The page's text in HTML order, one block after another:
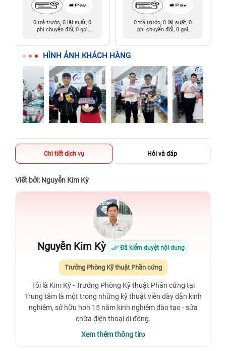
0 trả trước, 0 lãi suất, 0
phí chuyển đổi, 0 gọi
0 trả trước, 0 lãi suất, 0
phí chuyển đổi, 0 gọi
HÌNH ẢNH KHÁCH HÀNG
Chi tiết dịch vụ Hỏi và đáp
Viết bởi: Nguyễn Kim Kỳ
Nguyễn Kim Kỳ Đã kiểm duyệt nội dung
Trưởng Phòng Kỹ thuật Phần cứng
Tôi là Kim Kỳ - Trưởng Phòng Kỹ thuật Phần cứng tại
Trung tâm là một trong những kỹ thuật viên dày dặn kinh
nghiệm, sở hữu hơn 15 năm kinh nghiệm đào tạo - sửa
chữa điện thoại di động.
Xem thêm thông tin